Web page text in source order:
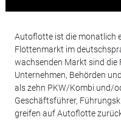
Autoflotte ist die monatlich
Flottenmarkt im
wachsenden Markt sind die
Unternehmen, Behörden
als zehn PKW/Kombi und/
Geschäftsführer,
greifen auf Autoflotte